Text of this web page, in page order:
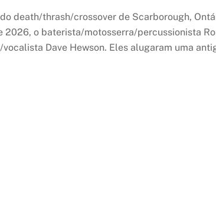
death/thrash/crossover de Scarborough,
2026, o baterista/motosserra/percussionista
Dave Hewson. Eles alugaram uma